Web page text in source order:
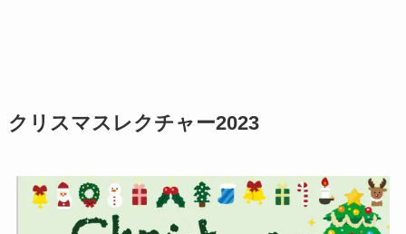
クリスマスレクチャー2023